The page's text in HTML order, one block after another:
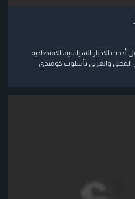
أحدث الاخبار السياسية، الاقتصادية
المحلي والعربي بأسلوب كوميدي